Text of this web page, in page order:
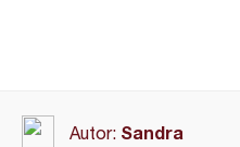
Autor: Sandra